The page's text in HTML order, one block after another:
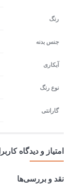
رنگ
جنس بدنه
آبکاری
نوع رنگ
گارانتی
امتیاز و دیدگاه
نقد و بررسی‌ها